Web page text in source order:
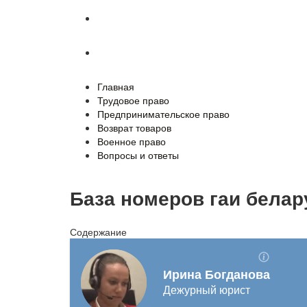
Главная
Трудовое право
Предпринимательское право
Возврат товаров
Военное право
Вопросы и ответы
База номеров гаи
Содержание